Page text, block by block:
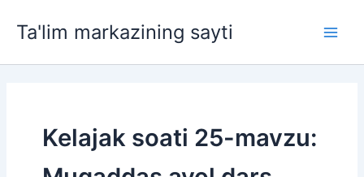
Ta'lim markazining sayti
Kelajak soati 25-mavzu: